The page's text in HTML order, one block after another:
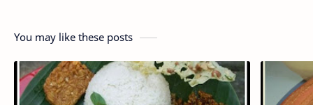
You may like these posts